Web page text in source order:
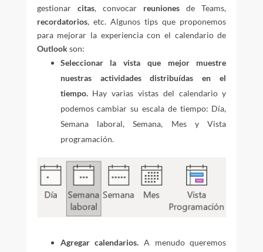
gestionar citas, convocar reuniones de Teams,
recordatorios, etc. Algunos tips que proponemos
para mejorar la experiencia con el calendario de
Outlookson:
Seleccionar la vista que mejor muestre
nuestras actividades distribuídas en el
tiempo.Hay varias vistas del calendario y
podemos cambiar su escala de tiempo: Día,
Semana laboral, Semana, Mes y Vista
programación.
Agregar calendarios. A menudo queremos